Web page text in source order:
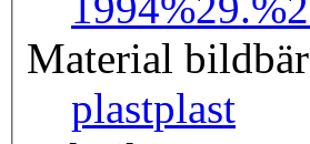
Material
plastplast